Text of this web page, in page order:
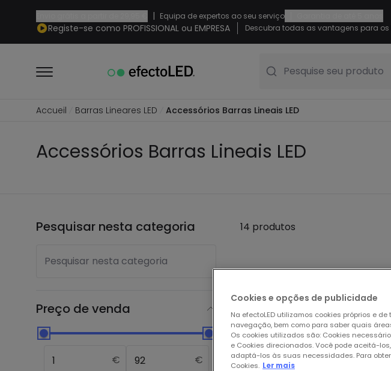
| Equipa de expertos ao seu serviço
Registe-se como PROFISSIONAL ou EMPRESA Descubra todas as vantagens para os
Pesquise seu produto
Accueil Barras Lineares LED Accessórios Barras Lineais LED
Accessórios Barras Lineais LED
Pesquisar nesta categoria
Pesquisar nesta categoria
Preço de venda
€ €
14 produtos
Cookies e opções de publicidade
Na efectoLED utilizamos cookies próprios e
navegação, bem como para saber quais
Os cookies utilizados são: Cookies
e Cookies direcionados. Você pode aceitá-
adaptá-los às suas necessidades. Para
Cookies. Ler mais